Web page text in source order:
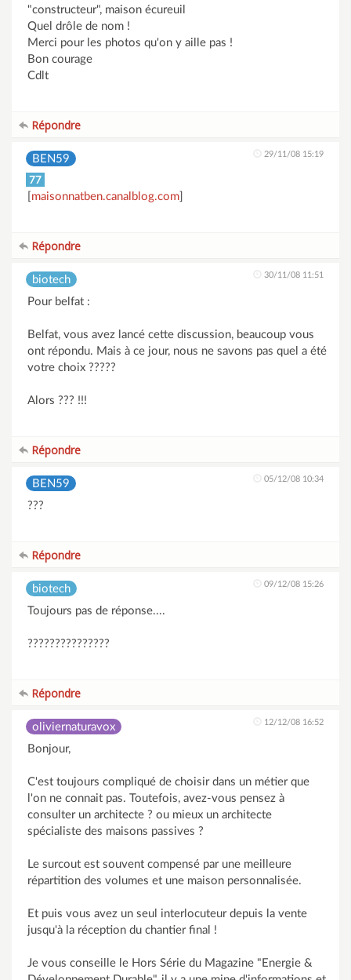
"constructeur", maison écureuil
Quel drôle de nom !
Merci pour les photos qu'on y aille pas !
Bon courage
Cdlt
Répondre
BEN59 29/11/08 15:19
77
maisonnatben.canalblog.com
Répondre
biotech 30/11/08 11:51
Pour belfat :
Belfat, vous avez lancé cette discussion, beaucoup vous
ont répondu. Mais à ce jour, nous ne savons pas quel a été
votre choix ?????
Alors ??? !!!
Répondre
BEN59 05/12/08 10:34
???
Répondre
biotech 09/12/08 15:26
Toujours pas de réponse....
???????????????
Répondre
oliviernaturavox 12/12/08 16:52
Bonjour,
C'est toujours compliqué de choisir dans un métier que
l'on ne connait pas. Toutefois, avez-vous pensez à
consulter un architecte ? ou mieux un architecte
spécialiste des maisons passives ?
Le surcout est souvent compensé par une meilleure
répartition des volumes et une maison personnalisée.
Et puis vous avez un seul interlocuteur depuis la vente
jusqu'à la réception du chantier final !
Je vous conseille le Hors Série du Magazine "Energie &